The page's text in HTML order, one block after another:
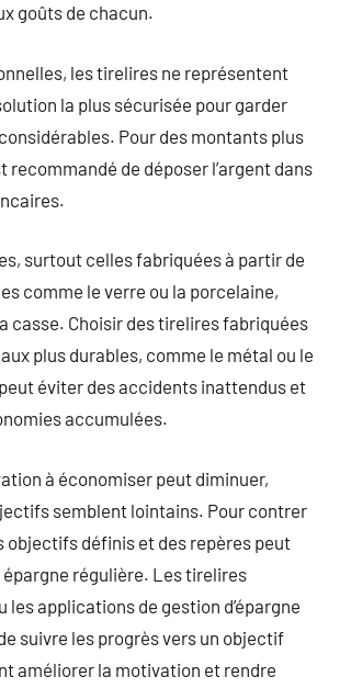
goûts de chacun.
les tirelires ne représentent
la plus sécurisée pour garder
Pour des montants plus
recommandé de déposer l’argent dans
surtout celles fabriquées à partir de
comme le verre ou la porcelaine,
casse. Choisir des tirelires fabriquées
plus durables, comme le métal ou le
éviter des accidents inattendus et
accumulées.
à économiser peut diminuer,
semblent lointains. Pour contrer
objectifs définis et des repères peut
régulière. Les tirelires
les applications de gestion d’épargne
suivre les progrès vers un objectif
améliorer la motivation et rendre